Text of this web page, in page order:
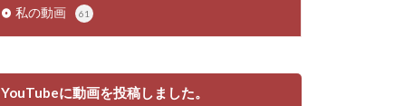
私の動画 61
YouTubeに動画を投稿しました。